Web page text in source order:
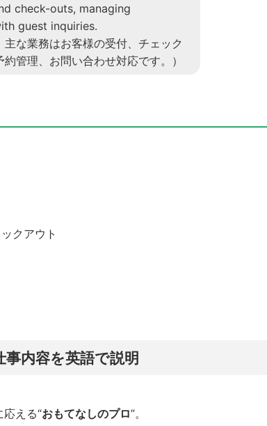
check-outs, managing
guest inquiries.
主な業務はお客様の受付、チェック
管理、お問い合わせ対応です。）
クアウト
内容を英語で説明
える“おもてなしのプロ”。